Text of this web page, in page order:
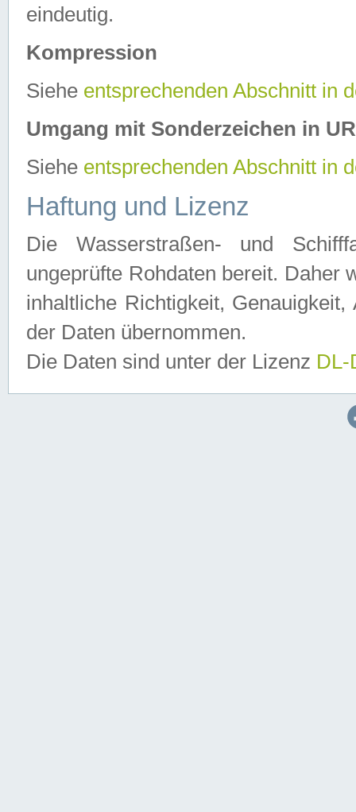
eindeutig.
Kompression
Siehe entsprechenden Abschnitt in
Umgang mit Sonderzeichen in
Siehe entsprechenden Abschnitt in
Haftung und Lizenz
Die Wasserstraßen- und
ungeprüfte Rohdaten bereit. Daher
inhaltliche Richtigkeit,
der Daten übernommen.
Die Daten sind unter der Lizenz